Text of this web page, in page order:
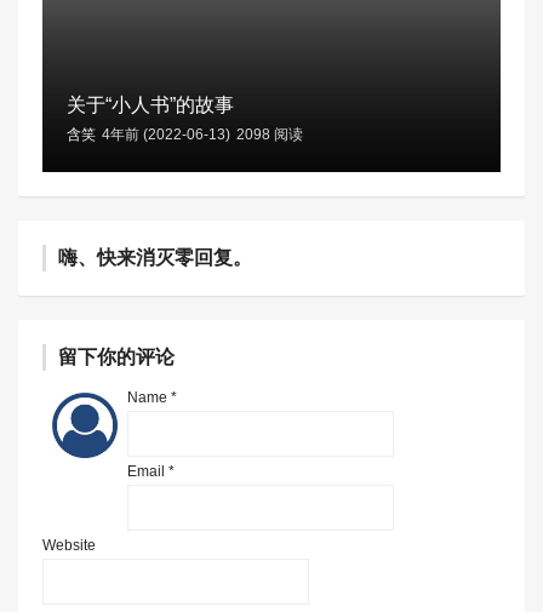
关于“小人书”的故事
含笑 4年前 (2022-06-13) 2098 阅读
嗨、快来消灭零回复。
留下你的评论
Name *
Email *
Website